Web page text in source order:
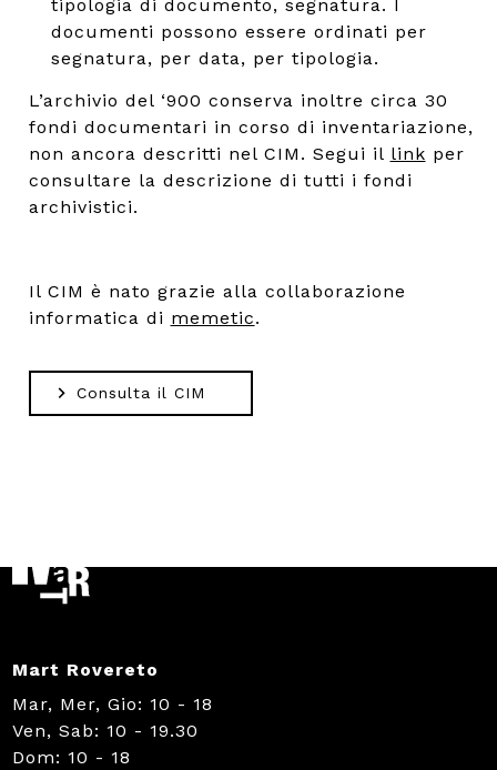
tipologia di documento, segnatura. I
documenti possono essere ordinati per
segnatura, per data, per tipologia.
L’archivio del ‘900 conserva inoltre circa 30
fondi documentari in corso di inventariazione,
non ancora descritti nel CIM. Segui il link per
consultare la descrizione di tutti i fondi
archivistici.
Il CIM è nato grazie alla collaborazione
informatica di memetic.
Consulta il CIM
Mart Rovereto
Mar, Mer, Gio: 10 - 18
Ven, Sab: 10 - 19.30
Dom: 10 - 18